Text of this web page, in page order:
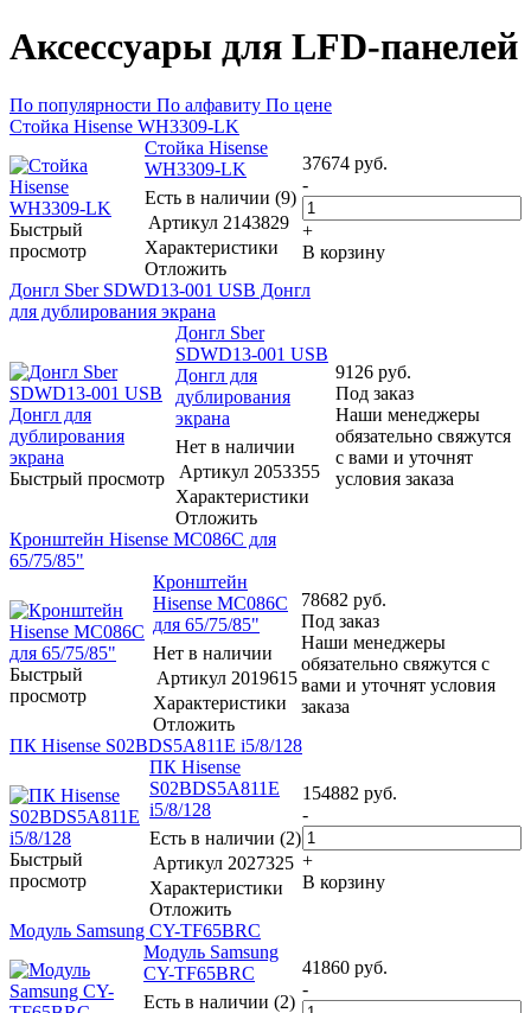
Аксессуары для LFD-панелей
По популярности По алфавиту По цене
Стойка Hisense WH3309-LK
Быстрый
просмотр
Стойка Hisense
WH3309-LK
Есть в наличии (9)
Артикул 2143829
Характеристики
Отложить
37674 руб.
-
+
В корзину
Донгл Sber SDWD13-001 USB Донгл
для дублирования экрана
Быстрый просмотр
Донгл Sber
SDWD13-001 USB
Донгл для
дублирования
экрана
Нет в наличии
Артикул 2053355
Характеристики
Отложить
9126 руб.
Под заказ
Наши менеджеры
обязательно свяжутся
с вами и уточнят
условия заказа
Кронштейн Hisense MC086C для
65/75/85"
Быстрый
просмотр
Кронштейн
Hisense MC086C
для 65/75/85"
Нет в наличии
Артикул 2019615
Характеристики
Отложить
78682 руб.
Под заказ
Наши менеджеры
обязательно свяжутся с
вами и уточнят условия
заказа
ПК Hisense S02BDS5A811E i5/8/128
Быстрый
просмотр
ПК Hisense
S02BDS5A811E
i5/8/128
Есть в наличии (2)
Артикул 2027325
Характеристики
Отложить
154882 руб.
-
+
В корзину
Модуль Samsung CY-TF65BRC
Модуль Samsung
CY-TF65BRC
Есть в наличии (2)
41860 руб.
-